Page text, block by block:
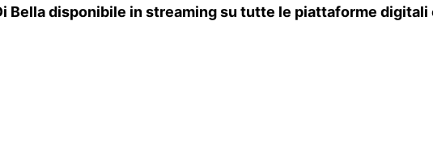
Bella disponibile in streaming su tutte le piattaforme